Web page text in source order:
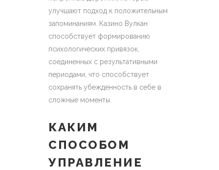
улучшают подход к положительным
запоминаниям. Казино Вулкан
способствует формированию
психологических привязок,
соединенных с результативными
периодами, что способствует
сохранять убежденность в себе в
сложные моменты.
КАКИМ
СПОСОБОМ
УПРАВЛЕНИЕ